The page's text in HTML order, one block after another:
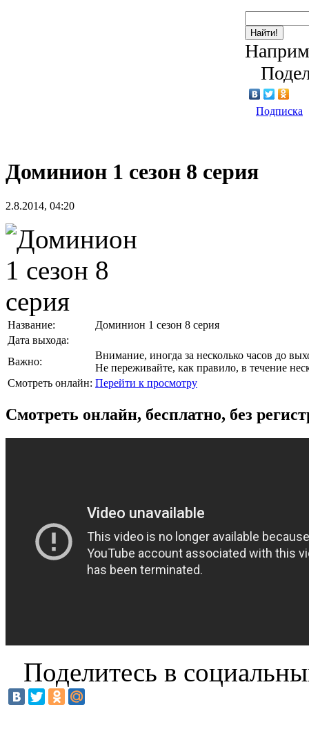
Найти!
Подписка
Доминион 1 сезон 8 серия
2.8.2014, 04:20
Название:
Доминион 1 сезон 8 серия
Дата выхода:
Важно:
Внимание, иногда за несколько часов до
Не переживайте, как правило, в течение
Смотреть онлайн: Перейти к просмотру
Смотреть онлайн, бесплатно, без
Поделитесь в